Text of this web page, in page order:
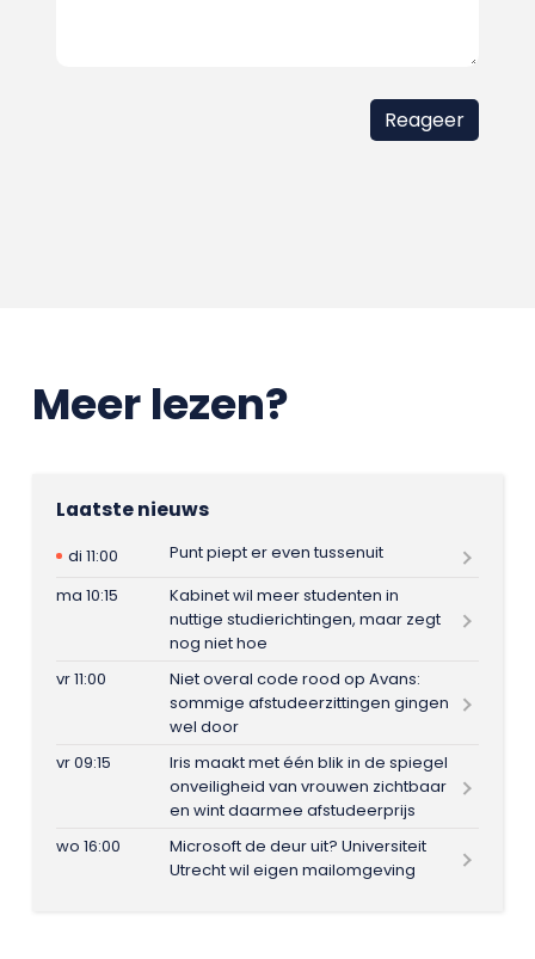
Meer lezen?
Laatste nieuws
di 11:00
Punt piept er even tussenuit
ma 10:15
Kabinet wil meer studenten in
nuttige studierichtingen, maar zegt
nog niet hoe
vr 11:00
Niet overal code rood op Avans:
sommige afstudeerzittingen gingen
wel door
vr 09:15
Iris maakt met één blik in de spiegel
onveiligheid van vrouwen zichtbaar
en wint daarmee afstudeerprijs
wo 16:00
Microsoft de deur uit? Universiteit
Utrecht wil eigen mailomgeving